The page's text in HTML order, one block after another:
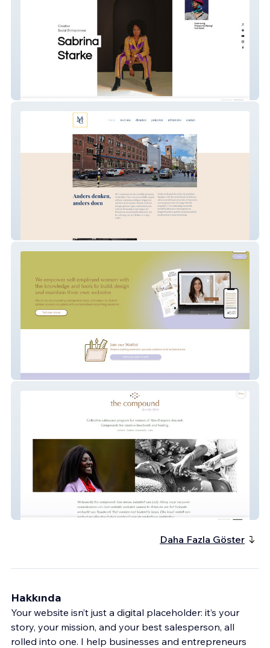
Sabrina Starke Music
Websites With Sophie
Daha Fazla Göster
Hakkında
Your website isn’t just a digital placeholder: it’s your
story, your mission, and your best salesperson, all
rolled into one. I help businesses and entrepreneurs